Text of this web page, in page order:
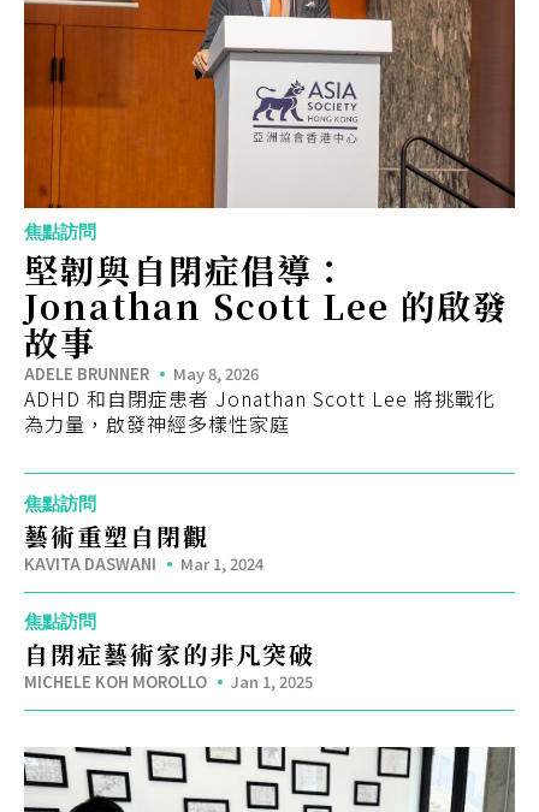
Eng
© 2026 21 Concepts Ltd. 版權所有。
焦點訪問
堅韌與自閉症倡導：
Jonathan Scott Lee 的啟發
故事
ADELE BRUNNER May 8, 2026
ADHD 和自閉症患者 Jonathan Scott Lee 將挑戰化
為力量，啟發神經多樣性家庭
焦點訪問
藝術重塑自閉觀
KAVITA DASWANI Mar 1, 2024
焦點訪問
自閉症藝術家的非凡突破
MICHELE KOH MOROLLO Jan 1, 2025